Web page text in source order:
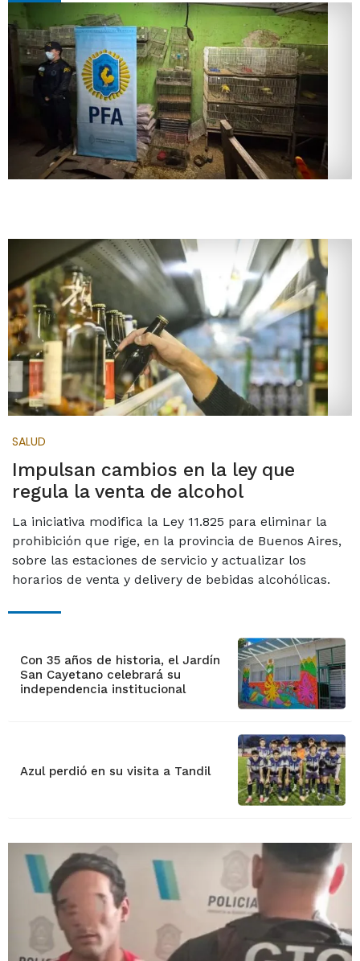
SALUD
Impulsan cambios en la ley que
regula la venta de alcohol
La iniciativa modifica la Ley 11.825 para eliminar la
prohibición que rige, en la provincia de Buenos Aires,
sobre las estaciones de servicio y actualizar los
horarios de venta y delivery de bebidas alcohólicas.
Con 35 años de historia, el Jardín
San Cayetano celebrará su
independencia institucional
Azul perdió en su visita a Tandil